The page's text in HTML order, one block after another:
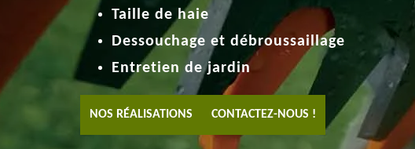
Taille de haie
Dessouchage et débroussaillage
Entretien de jardin
NOS RÉALISATIONS CONTACTEZ-NOUS !